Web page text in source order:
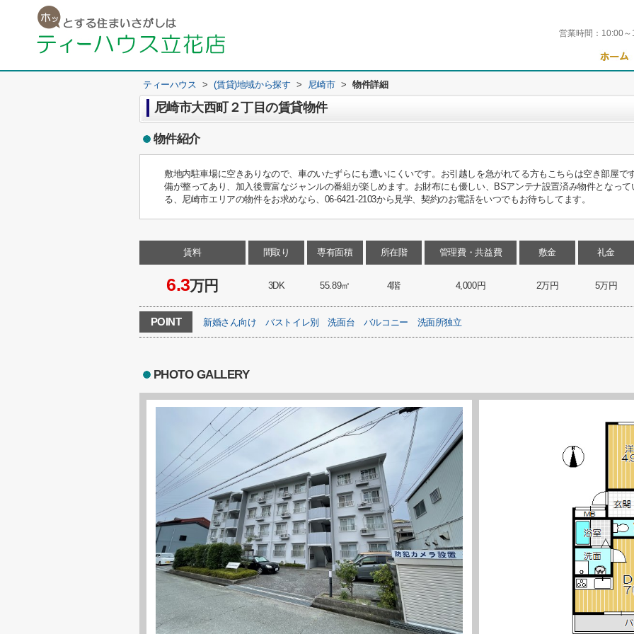
営業時間： 10:00～
ティーハウス > (賃貸)地域から探す > 尼崎市 > 物件詳細
尼崎市大西町２丁目の賃貸物件
物件紹介
敷地内駐車場に空きありなので、車のいたずらにも遭いにくいです。お引越しを急がれてる方もこちらは空き部屋で
備が整ってあり、加入後豊富なジャンルの番組が楽しめます。お財布にも優しい、BSアンテナ設置済み物件となっ
る、尼崎市エリアの物件をお求めなら、06-6421-2103から見学、契約のお電話をいつでもお待ちしてます。
賃料
6.3万円
間取り
3DK
専有面積
55.89㎡
所在階
4階
管理費・共益費
4,000円
敷金
2万円
礼金
5万円
POINT 新婚さん向け バストイレ別 洗面台 バルコニー 洗面所独立
PHOTO GALLERY